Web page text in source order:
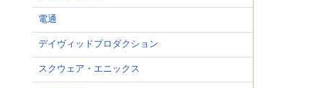
電通
デイヴィッドプロダクション
スクウェア・エニックス